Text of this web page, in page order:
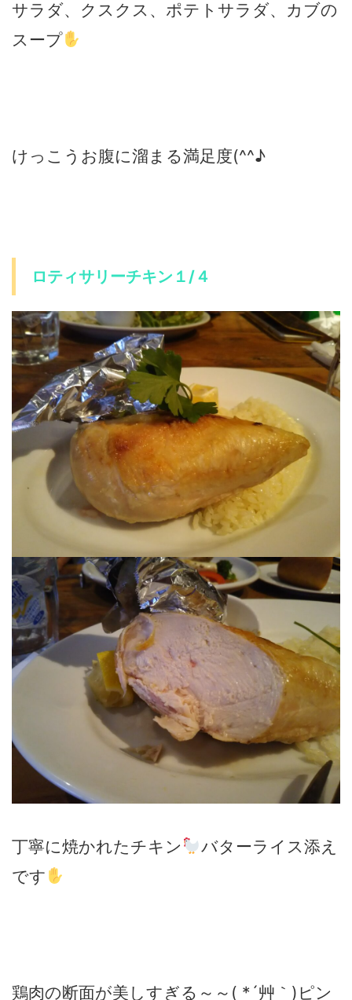
サラダ、クスクス、ポテトサラダ、カブの
スープ
けっこうお腹に溜まる満足度(^^♪
ロティサリーチキン１/４
丁寧に焼かれたチキン
バターライス添え
です
鶏肉の断面が美しすぎる～～( *´艸｀)ピン